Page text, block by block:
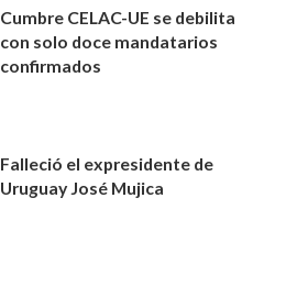
Cumbre CELAC-UE se debilita
con solo doce mandatarios
confirmados
Falleció el expresidente de
Uruguay José Mujica